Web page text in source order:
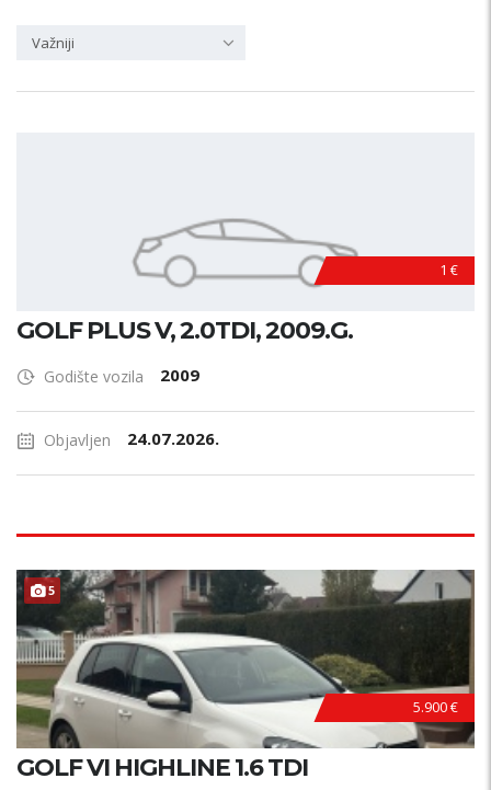
Važniji
1 €
GOLF PLUS V, 2.0TDI, 2009.G.
Godište vozila 2009
Objavljen 24.07.2026.
5
5.900 €
GOLF VI HIGHLINE 1.6 TDI